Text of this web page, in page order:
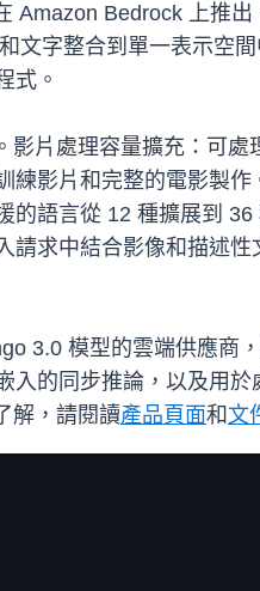
Amazon Bedrock 上推
文字整合到單一表示空
式。
片處理容量擴充：可
練影片和完整的電影製
的語言從 12 種擴展到
請求中結合影像和描述
3.0 模型的雲端供應
入的同步推論，以及用
解，請閱讀產品頁面和文